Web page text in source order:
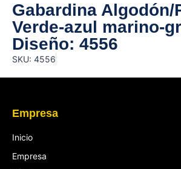
Gabardina Algodón/
Verde-azul marino-
Diseño: 4556
SKU: 4556
Empresa
Inicio
Empresa